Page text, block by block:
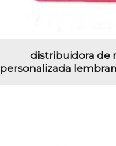
distribuidora de
personalizada